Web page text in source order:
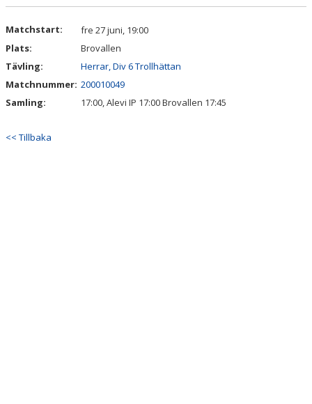
LNIKSHOPEN
BLI MEDLEM
Matchstart:
fre 27 juni, 19:00
Plats:
Brovallen
Tävling:
Herrar, Div 6 Trollhättan
Matchnummer: 200010049
Samling:
17:00, Alevi IP 17:00 Brovallen 17:45
<< Tillbaka